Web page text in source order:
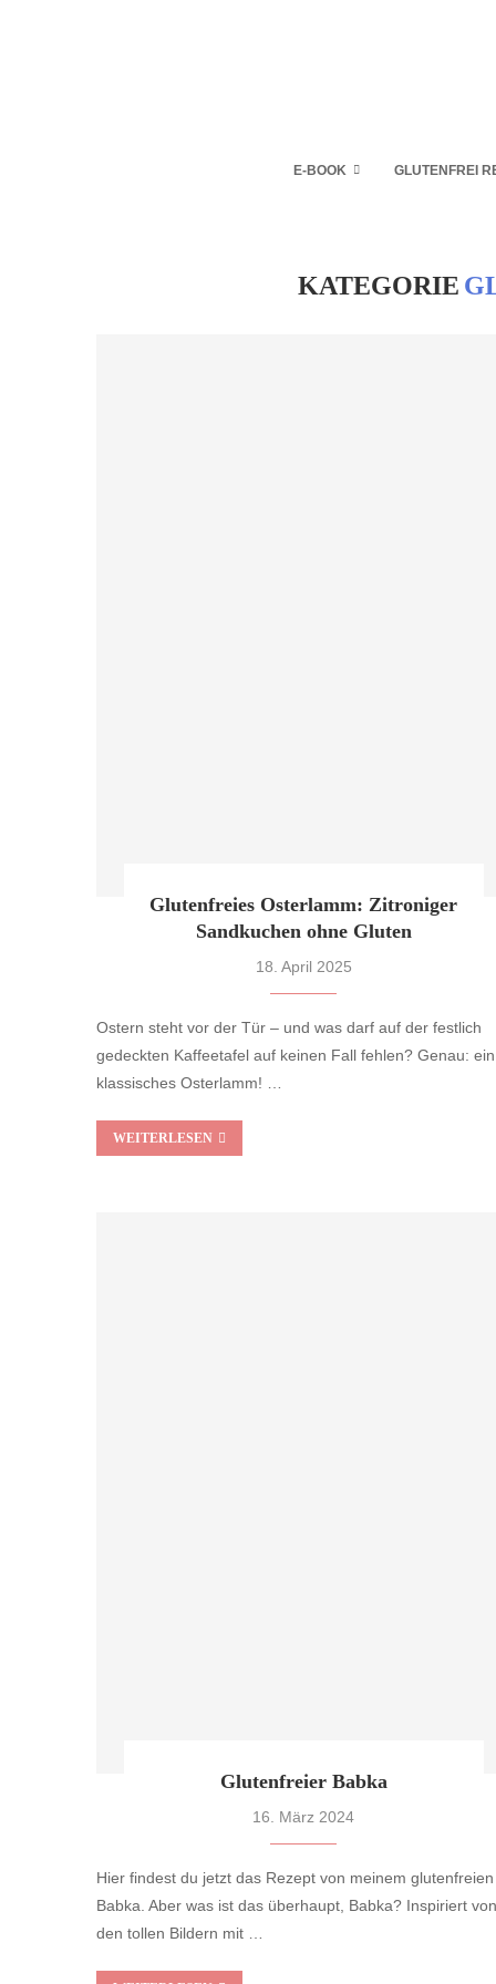
E-BOOK GLUTENFREI
KATEGORIE
Glutenfreies Osterlamm: Zitroniger
Sandkuchen ohne Gluten
18. April 2025
Ostern steht vor der Tür – und was darf auf der festlich
gedeckten Kaffeetafel auf keinen Fall fehlen? Genau: ein
klassisches Osterlamm! …
WEITERLESEN
Glutenfreier Babka
16. März 2024
Hier findest du jetzt das Rezept von meinem glutenfreien
Babka. Aber was ist das überhaupt, Babka? Inspiriert von
den tollen Bildern mit …